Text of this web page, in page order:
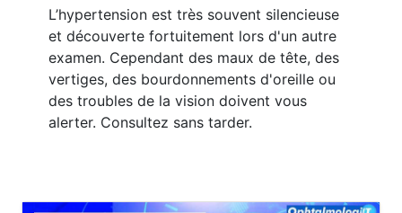
L’hypertension est très souvent silencieuse
et découverte fortuitement lors d'un autre
examen. Cependant des maux de tête, des
vertiges, des bourdonnements d'oreille ou
des troubles de la vision doivent vous
alerter. Consultez sans tarder.